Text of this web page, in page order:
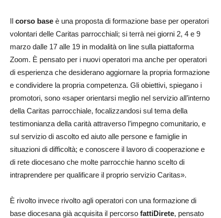
Il corso base è una proposta di formazione base per operatori
volontari delle Caritas parrocchiali; si terrà nei giorni 2, 4 e 9
marzo dalle 17 alle 19 in modalità on line sulla piattaforma
Zoom. È pensato per i nuovi operatori ma anche per operatori
di esperienza che desiderano aggiornare la propria formazione
e condividere la propria competenza. Gli obiettivi, spiegano i
promotori, sono «saper orientarsi meglio nel servizio all’interno
della Caritas parrocchiale, focalizzandosi sul tema della
testimonianza della carità attraverso l’impegno comunitario, e
sul servizio di ascolto ed aiuto alle persone e famiglie in
situazioni di difficoltà; e conoscere il lavoro di cooperazione e
di rete diocesano che molte parrocchie hanno scelto di
intraprendere per qualificare il proprio servizio Caritas».
È rivolto invece rivolto agli operatori con una formazione di
base diocesana già acquisita il percorso fattiDirete, pensato